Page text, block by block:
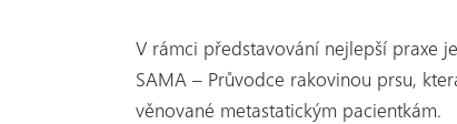
V rámci představování nejlepší praxe
SAMA – Průvodce rakovinou prsu,
věnované metastatickým pacientkám.